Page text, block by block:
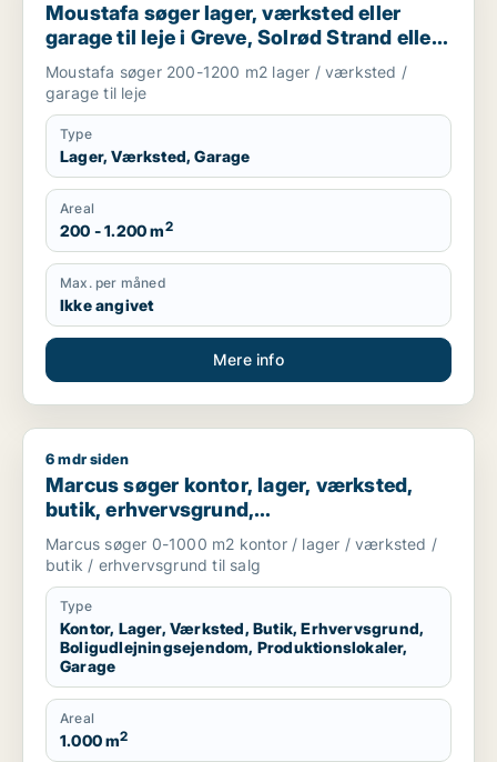
Moustafa søger lager, værksted eller
garage til leje i Greve, Solrød Strand eller
Roskilde m.fl.
Moustafa søger 200-1200 m2 lager / værksted /
garage til leje
Type
Lager, Værksted, Garage
Areal
200 - 1.200 m2
Max. per måned
Ikke angivet
Mere info
Marcus søger kontor, lager, værksted, butik,
6 mdr siden
Marcus søger kontor, lager, værksted,
butik, erhvervsgrund,
boligudlejningsejendom,
produktionslokaler eller garage til salg i
Storkøbenhavn
Marcus søger 0-1000 m2 kontor / lager / værksted /
butik / erhvervsgrund til salg
Type
Kontor, Lager, Værksted, Butik, Erhvervsgrund,
Boligudlejningsejendom, Produktionslokaler,
Garage
Areal
1.000 m2